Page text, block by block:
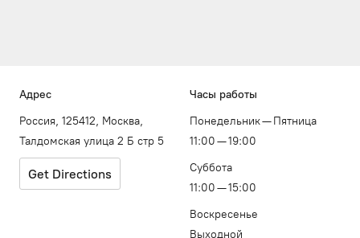
Адрес
Россия, 125412, Москва,
Талдомская улица 2 Б стр 5
Get Directions
Часы работы
Понедельник — Пятница
11:00 — 19:00
Суббота
11:00 — 15:00
Воскресенье
Выходной